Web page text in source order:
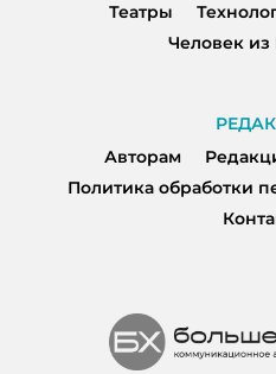
Театры
Человек
Авторам
Политика обработки